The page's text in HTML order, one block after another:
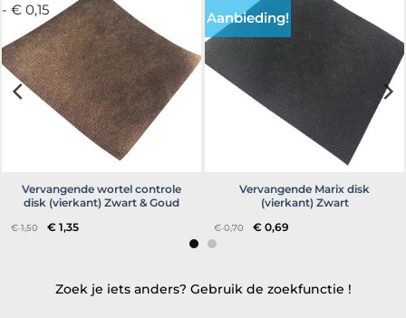
- € 0,15
Vervangende wortel controle
disk (vierkant) Zwart & Goud
€1,50 Oorspronkelijke
prijs
€ 1,35Huidige
Aanbieding!
Vervangende Marix disk
(vierkant) Zwart
€0,70 Oorspronkelijke
prijs
€ 0,69
Zoek je iets anders? Gebruik de zoekfunctie !